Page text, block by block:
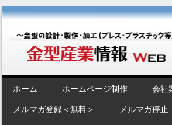
金型産業情報 [Web
JAPANブランド“金型”のポータルサイト～
Menu
SKIP TO CONTENT
ホーム ホームページ制作 会社
メルマガ登録＜無料＞ メルマガ停止